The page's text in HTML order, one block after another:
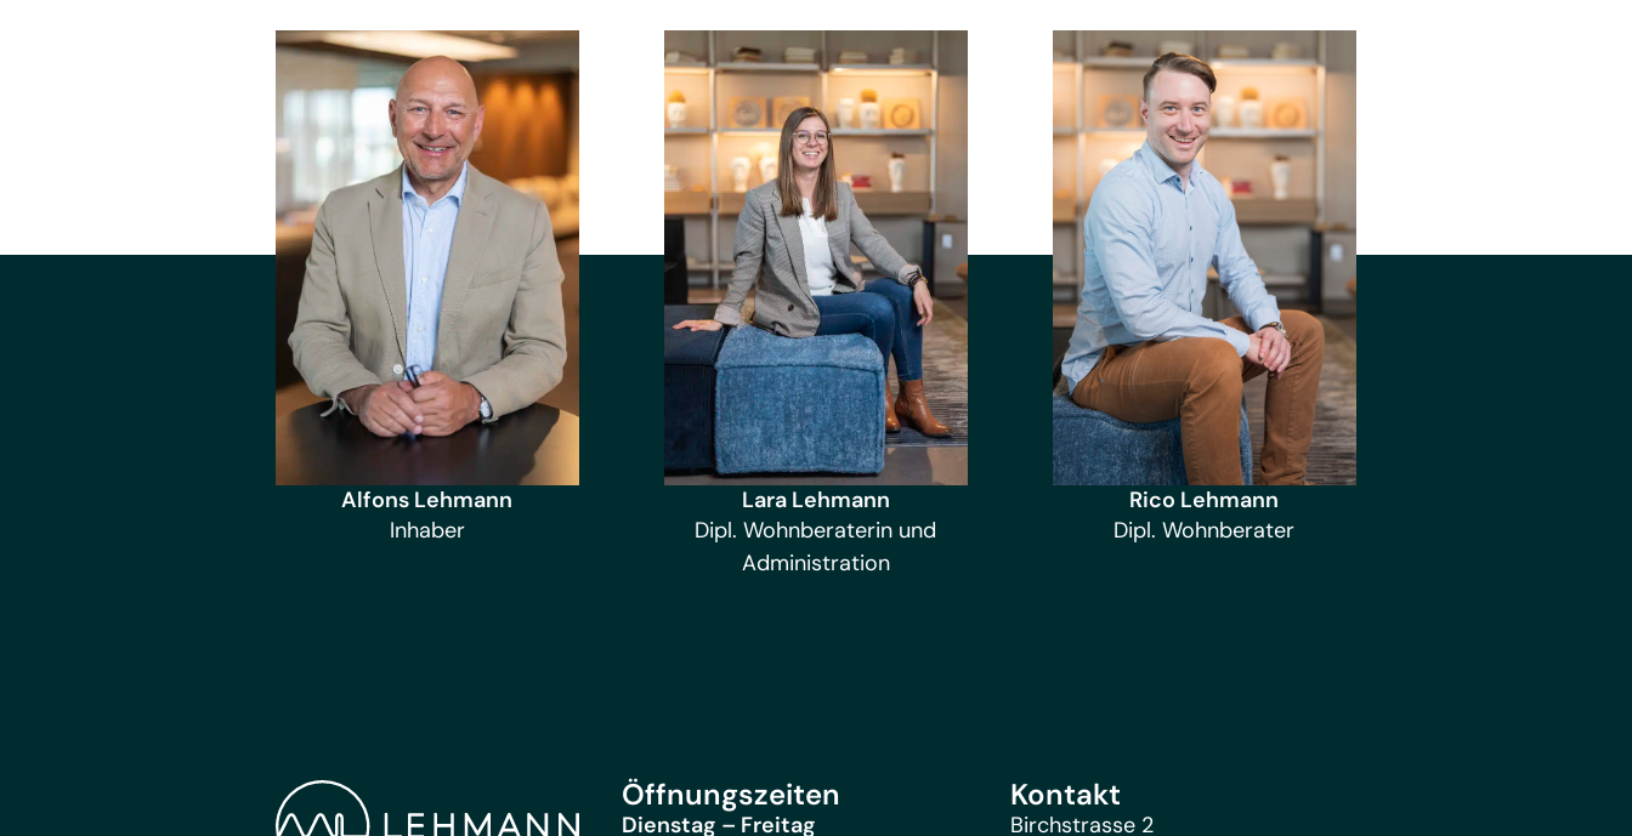
Alfons Lehmann
Inhaber
Lara Lehmann
Dipl. Wohnberaterin und
Administration
Rico Lehmann
Dipl. Wohnberater
Öffnungszeiten
Dienstag – Freitag
Kontakt
Birchstrasse 2